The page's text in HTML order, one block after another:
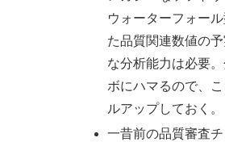
ウォーターフォー
た品質関連数値の
な分析能力は必要
ボにハマるので、
ルアップしておく。
一昔前の品質審査